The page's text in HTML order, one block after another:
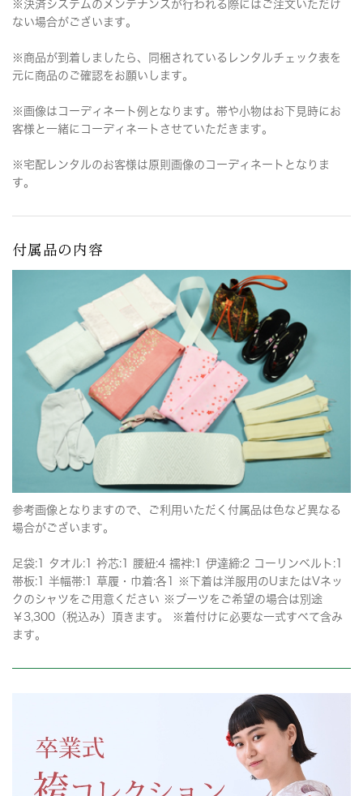
※決済システムのメンテナンスが行われる際にはご注文いただけ
ない場合がございます。
※商品が到着しましたら、同梱されているレンタルチェック表を
元に商品のご確認をお願いします。
※画像はコーディネート例となります。帯や小物はお下見時にお
客様と一緒にコーディネートさせていただきます。
※宅配レンタルのお客様は原則画像のコーディネートとなりま
す。
付属品の内容
参考画像となりますので、ご利用いただく付属品は色など異なる
場合がございます。
足袋:1 タオル:1 衿芯:1 腰紐:4 襦袢:1 伊達締:2 コーリンベルト:1
帯板:1 半幅帯:1 草履・巾着:各1 ※下着は洋服用のUまたはVネッ
クのシャツをご用意ください ※ブーツをご希望の場合は別途
￥3,300（税込み）頂きます。 ※着付けに必要な一式すべて含み
ます。